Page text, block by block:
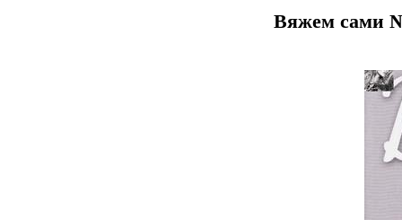
Вяжем сами